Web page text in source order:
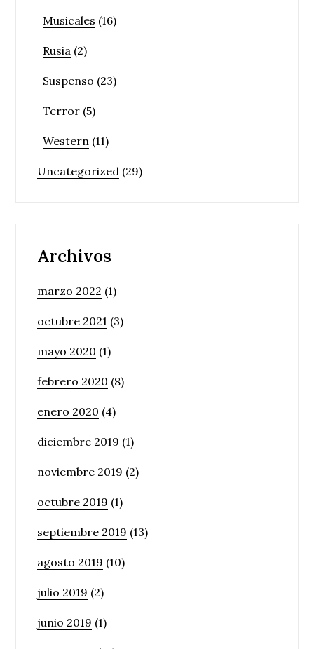
Musicales (16)
Rusia (2)
Suspenso (23)
Terror (5)
Western (11)
Uncategorized (29)
Archivos
marzo 2022 (1)
octubre 2021 (3)
mayo 2020 (1)
febrero 2020 (8)
enero 2020 (4)
diciembre 2019 (1)
noviembre 2019 (2)
octubre 2019 (1)
septiembre 2019 (13)
agosto 2019 (10)
julio 2019 (2)
junio 2019 (1)